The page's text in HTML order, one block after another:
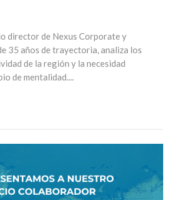
director de Nexus Corporate y
35 años de trayectoria, analiza los
de la región y la necesidad
de mentalidad....